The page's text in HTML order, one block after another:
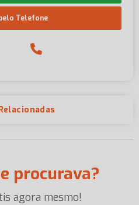
Telefone
procurava?
agora mesmo!